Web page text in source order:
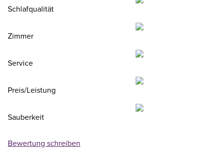
Schlafqualität
Zimmer
Service
Preis/Leistung
Sauberkeit
Bewertung schreiben